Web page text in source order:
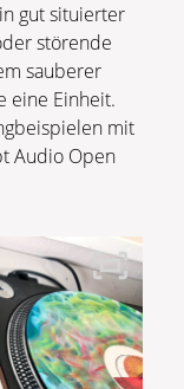
gut situierter
störende
sauberer
eine Einheit.
mit
Audio Open